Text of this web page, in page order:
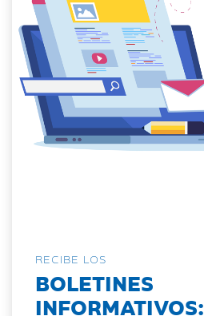
RECIBE LOS
BOLETINES
INFORMATIVOS: